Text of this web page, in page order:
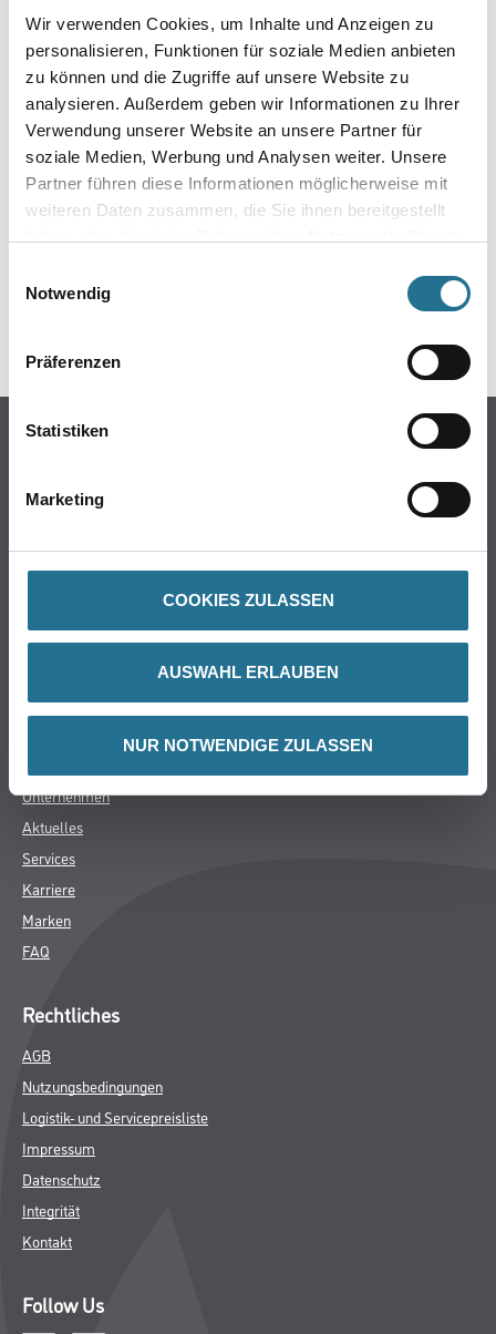
Wir verwenden Cookies, um Inhalte und Anzeigen zu
personalisieren, Funktionen für soziale Medien anbieten
zu können und die Zugriffe auf unsere Website zu
analysieren. Außerdem geben wir Informationen zu Ihrer
Verwendung unserer Website an unsere Partner für
soziale Medien, Werbung und Analysen weiter. Unsere
Partner führen diese Informationen möglicherweise mit
weiteren Daten zusammen, die Sie ihnen bereitgestellt
Notwendig
Präferenzen
Statistiken
Marketing
COOKIES ZULASSEN
AUSWAHL ERLAUBEN
NUR NOTWENDIGE ZULASSEN
Produkteigenschaft
- Plattpinsel
- Schwarze Borsten
- Flache Holzstiele
Online-Shop
WDV-Systeme
Putze- und Spachtelmassen
Wand- & Deckenbeläge
Unternehmen
Aktuelles
Services
Karriere
Marken
FAQ
Rechtliches
AGB
Nutzungsbedingungen
Logistik- und Servicepreisliste
Impressum
Datenschutz
Integrität
Kontakt
Follow Us